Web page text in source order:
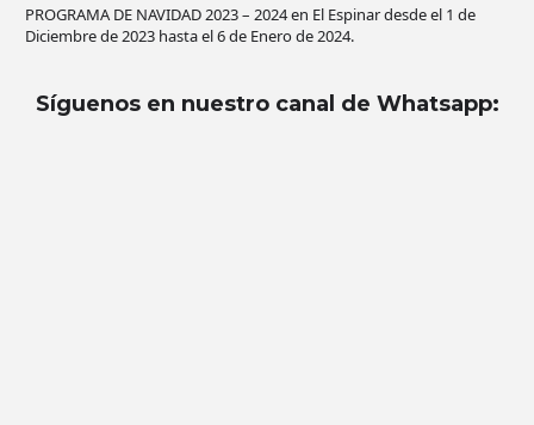
PROGRAMA DE NAVIDAD 2023 – 2024 en El Espinar desde el 1 de
Diciembre de 2023 hasta el 6 de Enero de 2024.
Síguenos en nuestro canal de Whatsapp: